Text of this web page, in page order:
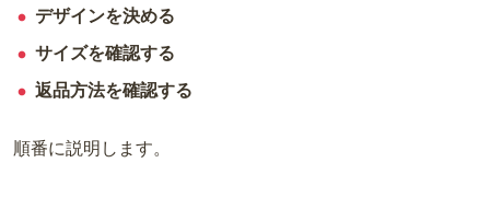
デザインを決める
サイズを確認する
返品方法を確認する
順番に説明します。